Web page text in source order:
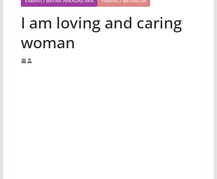
I am loving and caring
woman